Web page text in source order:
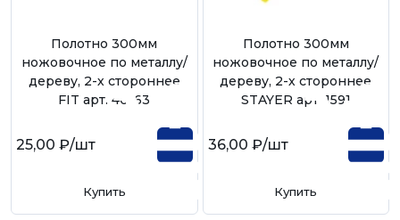
Полотно 300мм
ножовочное по металлу/
дереву, 2-х стороннее
FIT арт. 40163
25,00 ₽/шт
Купить
Полотно 300мм
ножовочное по металлу/
дереву, 2-х стороннее
STAYER арт. 1591
36,00 ₽/шт
Купить